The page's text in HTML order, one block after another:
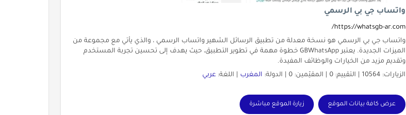
واتساب جي بي الرسمي
https://whatsgb-ar.com/
واتساب جي بي الرسمي هو نسخة معدلة من تطبيق الرسائل الشهير واتساب الرسمي ، والذي يأتي مع مجموعة من
الميزات الجديدة. يعتبر GBWhatsApp خطوة مهمة في تطوير التطبيق، حيث يهدف إلى تحسين تجربة المستخدم
وتقديم مزيد من الخيارات والوظائف المفيدة.
الزيارات: 10564 | التقييم: 0 | المقيّمين: 0 | الدولة:
المغرب | اللغة: عربي
عرض كافة بيانات الموقع زيارة الموقع مباشرة